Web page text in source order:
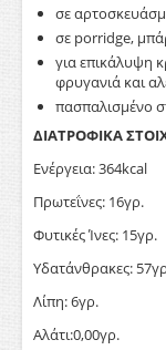
σε
σε porridge,
για επικάλυψη
φρυγανιά και
πασπαλισμένο
ΔΙΑΤΡΟΦΙΚΑ
Ενέργεια: 364kcal
Πρωτεΐνες: 16γρ.
Φυτικές Ίνες: 15γρ.
Υδατάνθρακες:
Λίπη: 6γρ.
Αλάτι:0,00γρ.